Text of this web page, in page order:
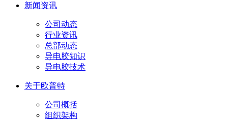
新闻资讯
公司动态
行业资讯
总部动态
导电胶知识
导电胶技术
关于欧普特
公司概括
组织架构